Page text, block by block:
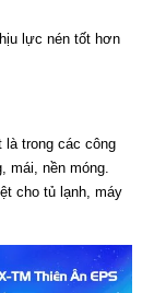
lực nén tốt hơn
là trong các công
mái, nền móng.
cho tủ lạnh, máy